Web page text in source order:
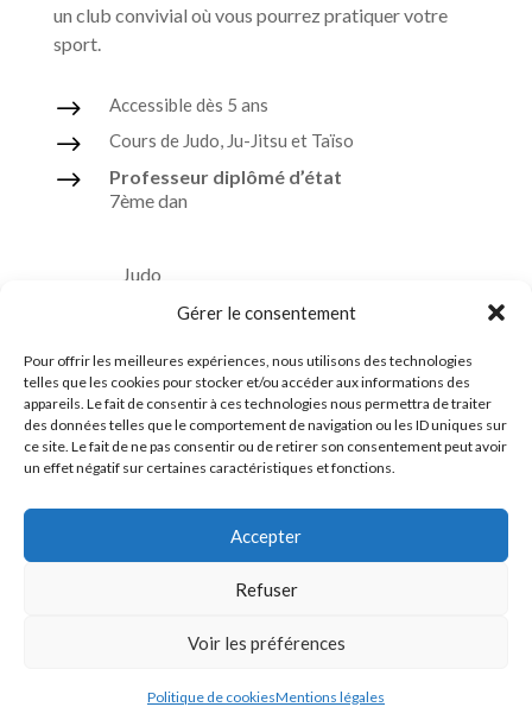
Gérer le consentement
Pour offrir les meilleures expériences, nous utilisons des technologies
telles que les cookies pour stocker et/ou accéder aux informations des
appareils. Le fait de consentir à ces technologies nous permettra de traiter
des données telles que le comportement de navigation ou les ID uniques sur
ce site. Le fait de ne pas consentir ou de retirer son consentement peut avoir
un effet négatif sur certaines caractéristiques et fonctions.
Accepter
Refuser
Voir les préférences
Politique de cookiesMentions légales
un club convivial où vous pourrez pratiquer votre
sport.
$ Accessible dès 5 ans
$ Cours de Judo, Ju-Jitsu et Taïso
$
Professeur diplômé d’état
7ème dan
Judo
Ju-Jitsu
Taïso ou Gymnastique douce
Ceintures noires formées à l’ASPTT
Comité du Finistère de Judo